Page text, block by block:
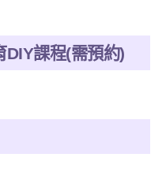
DIY課程(需預約)